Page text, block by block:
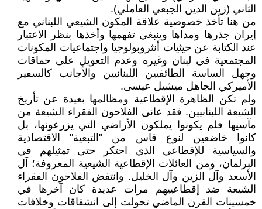
الثاني (زين الدين الجبعي العاملي).
من هنا تأخذ خصوصية علاقة المكون الشيعي اللبناني مع
إيران جذرها ومداها وينبغي تفهمها وأخذها بنظر الاعتبار
عند الكتابة عن حيثيات أنثروبولوجيا واجتماعيات المكونات
المجتمعية في لبنان وغيره وعدم التعويل على حماقات
وجهل الساسة الطائفيين اللبنانيين والأجانب كالسفير
الأميركي الجاهل ميشيل عيسى.
ولم تكن الظاهرة الإقطاعية ومظالمها بعيدة عن تأريخ
الشيعة اللبنانيين. فقد عانى الفلاحون الفقراء الشيعة من
مآسيها فلم يكونوا يملكون الأراضي التي يزرعونها، بل
كانوا خاضعين لنوع قاس من "التبعية" الاقتصادية
والسياسية للإقطاعي الذي احتكر حتى تمثيلهم في
البرلمان، ومن العائلات الإقطاعية الشيعية المعروفة؛ آل
الأسعد وآل الزين وآل الخليل. وانتفض الفلاحون الفقراء
الشيعة ضد إقطاعييهم مرات عديدة كان آخرها في
خمسينات القرن الماضي تحولت إلى انشقاقات وخلافات